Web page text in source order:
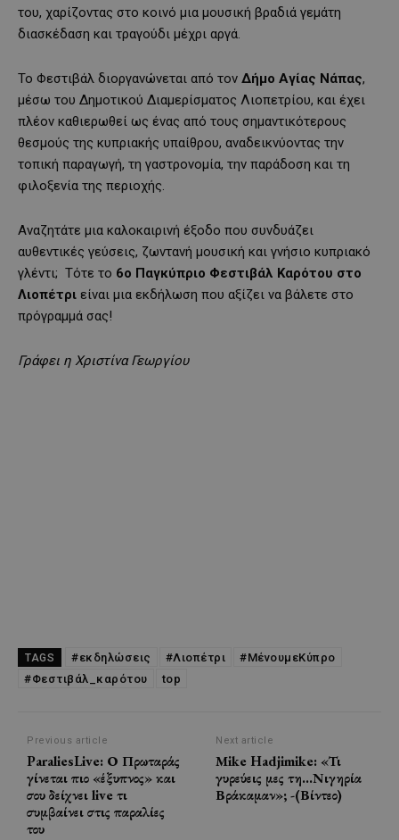
του, χαρίζοντας στο κοινό μια μουσική βραδιά γεμάτη
διασκέδαση και τραγούδι μέχρι αργά.
Το Φεστιβάλ διοργανώνεται από τον Δήμο Αγίας Νάπας,
μέσω του Δημοτικού Διαμερίσματος Λιοπετρίου, και έχει
πλέον καθιερωθεί ως ένας από τους σημαντικότερους
θεσμούς της κυπριακής υπαίθρου, αναδεικνύοντας την
τοπική παραγωγή, τη γαστρονομία, την παράδοση και τη
φιλοξενία της περιοχής.
Αναζητάτε μια καλοκαιρινή έξοδο που συνδυάζει
αυθεντικές γεύσεις, ζωντανή μουσική και γνήσιο κυπριακό
γλέντι; Τότε το 6ο Παγκύπριο Φεστιβάλ Καρότου στο
Λιοπέτρι είναι μια εκδήλωση που αξίζει να βάλετε στο
πρόγραμμά σας!
Γράφει η Χριστίνα Γεωργίου
TAGS #εκδηλώσεις #Λιοπέτρι
#ΜένουμεΚύπρο
#Φεστιβάλ_καρότου
top
Previous article
ParaliesLive: Ο Πρωταράς
γίνεται πιο «έξυπνος» και
σου δείχνει live τι
συμβαίνει στις παραλίες
του
Next article
Μike Hadjimike: «Τι
γυρεύεις μες τη…Νιγηρία
Βράκαμαν»; -(Βίντεο)